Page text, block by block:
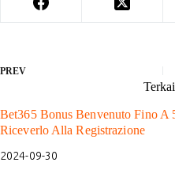
PREV
Bet365 Bonus Benvenuto Fino A
Riceverlo Alla Registrazione
2024-09-30